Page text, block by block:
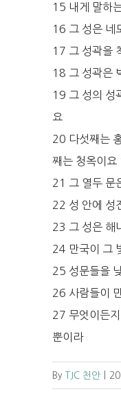
15 내게 말하
16 그 성은 네
17 그 성곽을
18 그 성곽은
19 그 성의 성
요
20 다섯째는
째는 청옥이요
21 그 열두 문
22 성 안에 성
23 그 성은 해
24 만국이 그
25 성문들을
26 사람들이
27 무엇이든
뿐이라
By TJC 천안